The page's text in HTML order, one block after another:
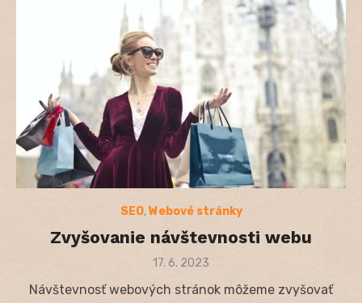
SEO,Webové stránky
Zvyšovanie návštevnosti webu
Posted
17. 6. 2023
Návštevnosť webových stránok môžeme zvyšovať